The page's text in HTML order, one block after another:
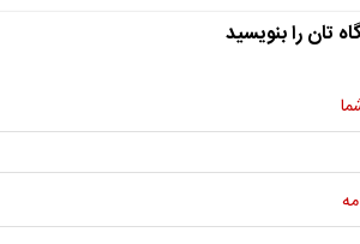
تان را بنویسید